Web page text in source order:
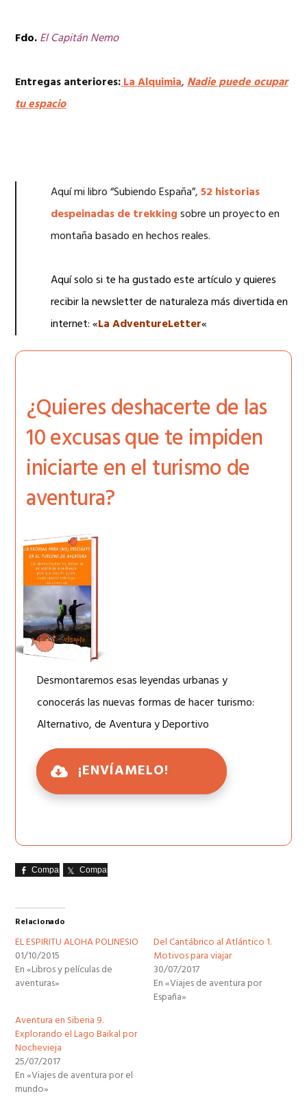
Fdo.El Capitán Nemo
Entregas anteriores:La Alquimia,Nadie puede ocupar
tu espacio
Aquí mi libro “Subiendo España”,52 historias
despeinadas de trekking sobre un proyecto en
montaña basado en hechos reales.
Aquí solo si te ha gustado este artículo y quieres
recibir la newsletter de naturaleza más divertida en
internet: «La AdventureLetter«
¿Quieres deshacerte de las
10 excusas que te impiden
iniciarte en el turismo de
aventura?
Desmontaremos esas leyendas urbanas y
conocerás las nuevas formas de hacer turismo:
Alternativo, de Aventura y Deportivo
¡ENVÍAMELO!
Comparte Comparte
Relacionado
EL ESPIRITU ALOHA POLINESIO
01/10/2015
En «Libros y películas de
aventuras»
Del Cantábrico al Atlántico 1.
Motivos para viajar
30/07/2017
En «Viajes de aventura por
España»
Aventura en Siberia 9.
Explorando el Lago Baikal por
Nochevieja
25/07/2017
En «Viajes de aventura por el
mundo»